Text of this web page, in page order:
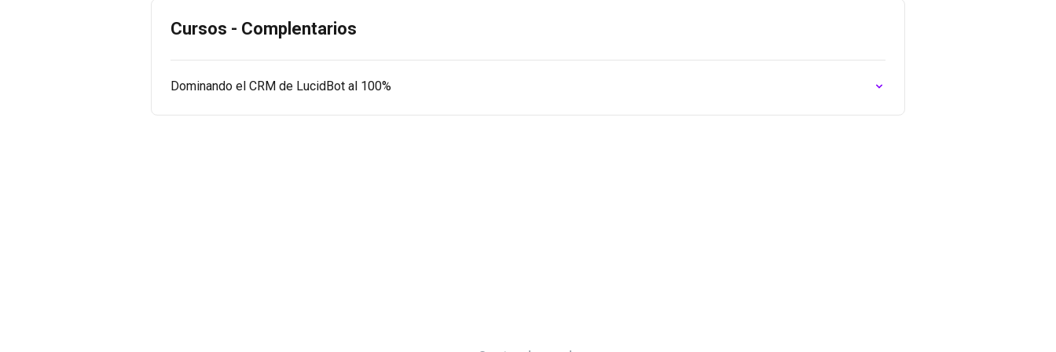
Cursos - Complentarios
Dominando el CRM de LucidBot al 100%